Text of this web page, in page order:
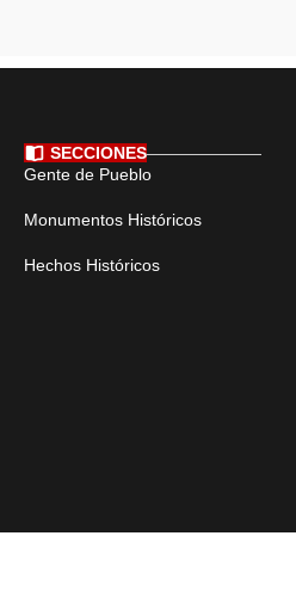
SECCIONES
Gente de Pueblo
Monumentos Históricos
Hechos Históricos